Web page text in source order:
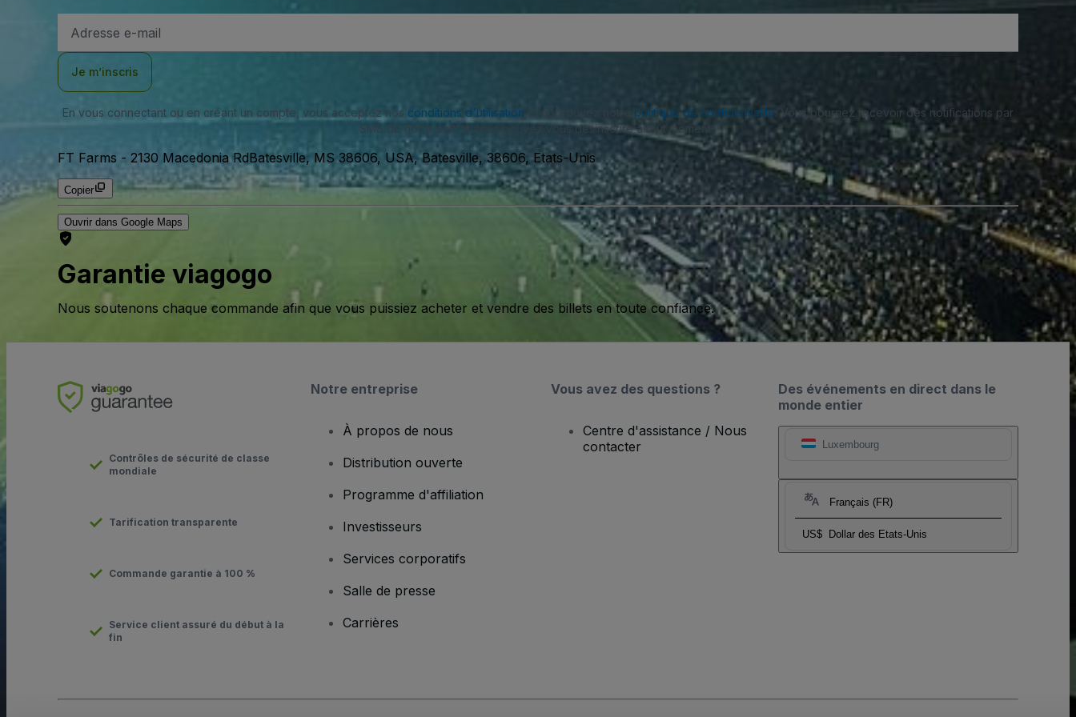
e-
Je m’inscris
En vous connectant ou en créant un compte, vous acceptez nos conditions d'utilisation et approuvez notre politique de confidentialité . Vous pourriez recevoir des notifications par
SMS de notre part et vous pouvez vous désinscrire à tout moment.
FT Farms - 2130 Macedonia RdBatesville, MS 38606, USA, Batesville, 38606, Etats-Unis
Copier
Ouvrir dans Google Maps
Garantie viagogo
Nous soutenons chaque commande afin que vous puissiez acheter et vendre des billets en toute confiance.
Des événements en direct dans le
monde entier
Luxembourg
Français (FR)
US$ Dollar des Etats-Unis
Contrôles de sécurité de classe
mondiale
Tarification transparente
Commande garantie à 100 %
Service client assuré du début à la
fin
Notre entreprise
À propos de nous
Distribution ouverte
Programme d'affiliation
Investisseurs
Services corporatifs
Salle de presse
Carrières
Vous avez des questions ?
Centre d'assistance / Nous
contacter